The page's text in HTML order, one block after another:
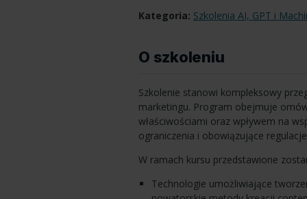
Kategoria: Szkolenia AI, GPT i
O szkoleniu
Szkolenie stanowi kompleksowy
marketingu. Program obejmuje
właściwościami oraz wpływem na
ograniczenia i obowiązujące
W ramach kursu przedstawione
Technologie umożliwiające